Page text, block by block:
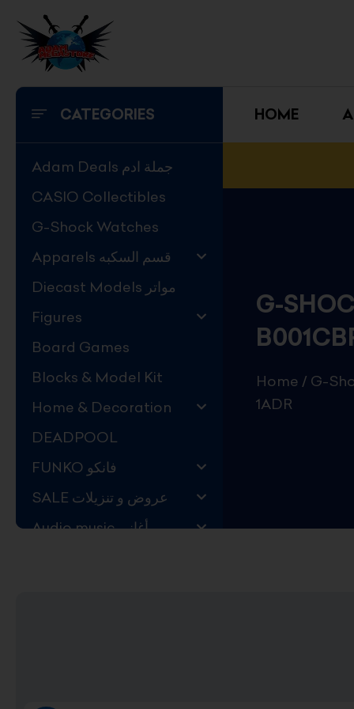
content
CATEGORIES
Adam Deals جملة ادم
CASIO Collectibles
G-Shock Watches
Apparels قسم السكبه
Diecast Models مواتر
Figures
Board Games
Blocks & Model Kit
Home & Decoration
DEADPOOL
FUNKO فانكو
SALE عروض و تنزيلات
Audio music أغاني
HOME
G-
Home / G-
1ADR